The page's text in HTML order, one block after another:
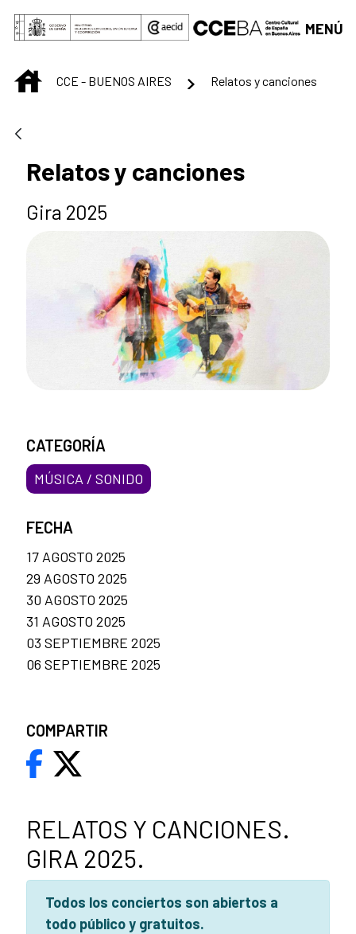
Saltar al contenido principal
MENÚ
INICIOCCE - BUENOS AIRES Relatos y canciones
Relatos y canciones
Gira 2025
RELATOS Y CANCIONES.
GIRA 2025.
Todos los conciertos son abiertos a
todo público y gratuitos.
CATEGORÍA
MÚSICA / SONIDO
FECHA
17 AGOSTO 2025
29 AGOSTO 2025
30 AGOSTO 2025
31 AGOSTO 2025
03 SEPTIEMBRE 2025
06 SEPTIEMBRE 2025
COMPARTIR